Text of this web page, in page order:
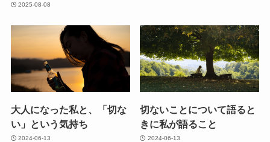
2025-08-08
大人になった私と、「切な
い」という気持ち
2024-06-13
切ないことについて語ると
きに私が語ること
2024-06-13